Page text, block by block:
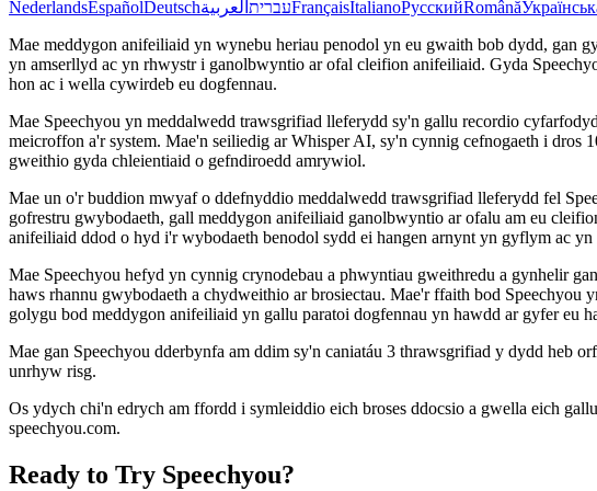
NederlandsEspañolDeutsch עברית العربية FrançaisItalianoРусскийRomână
Mae meddygon anifeiliaid yn wynebu heriau penodol yn eu gwaith bob dydd, gan
yn amserllyd ac yn rhwystr i ganolbwyntio ar ofal cleifion anifeiliaid. Gyda
hon ac i wella cywirdeb eu dogfennau.
Mae Speechyou yn meddalwedd trawsgrifiad lleferydd sy'n gallu recordio
meicroffon a'r system. Mae'n seiliedig ar Whisper AI, sy'n cynnig cefnogaeth i
gweithio gyda chleientiaid o gefndiroedd amrywiol.
Mae un o'r buddion mwyaf o ddefnyddio meddalwedd trawsgrifiad lleferydd fel
gofrestru gwybodaeth, gall meddygon anifeiliaid ganolbwyntio ar ofalu am eu
anifeiliaid ddod o hyd i'r wybodaeth benodol sydd ei hangen arnynt yn gyflym ac yn
Mae Speechyou hefyd yn cynnig crynodebau a phwyntiau gweithredu a gynhelir
haws rhannu gwybodaeth a chydweithio ar brosiectau. Mae'r ffaith bod
golygu bod meddygon anifeiliaid yn gallu paratoi dogfennau yn hawdd ar gyfer eu
Mae gan Speechyou dderbynfa am ddim sy'n caniatáu 3 thrawsgrifiad y dydd heb
unrhyw risg.
Os ydych chi'n edrych am ffordd i symleiddio eich broses ddocsio a gwella eich
speechyou.com.
Ready to Try Speechyou?